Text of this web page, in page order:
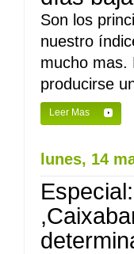
Son los
nuestro
mucho mas.
producirse
Leer Mas
lunes, 14